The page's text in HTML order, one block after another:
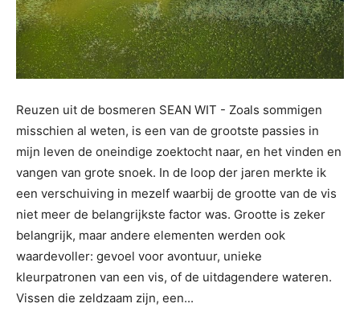
Reuzen uit de bosmeren SEAN WIT - Zoals sommigen
misschien al weten, is een van de grootste passies in
mijn leven de oneindige zoektocht naar, en het vinden en
vangen van grote snoek. In de loop der jaren merkte ik
een verschuiving in mezelf waarbij de grootte van de vis
niet meer de belangrijkste factor was. Grootte is zeker
belangrijk, maar andere elementen werden ook
waardevoller: gevoel voor avontuur, unieke
kleurpatronen van een vis, of de uitdagendere wateren.
Vissen die zeldzaam zijn, een...